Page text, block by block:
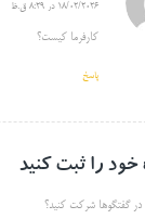
گفته:
18/02/2026 در 8:29 ق.ظ
کارفرما کیست؟
پاسخ
خود را ثبت کنید
در گفتگوها شرکت کنید؟